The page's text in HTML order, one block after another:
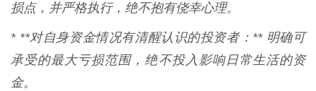
损点，并严格执行，绝不抱有侥幸心理。
* **对自身资金情况有清醒认识的投资者：** 明确可
承受的最大亏损范围，绝不投入影响日常生活的资
金。